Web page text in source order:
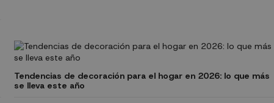
Tendencias de decoración para el hogar en 2026: lo que más
se lleva este año